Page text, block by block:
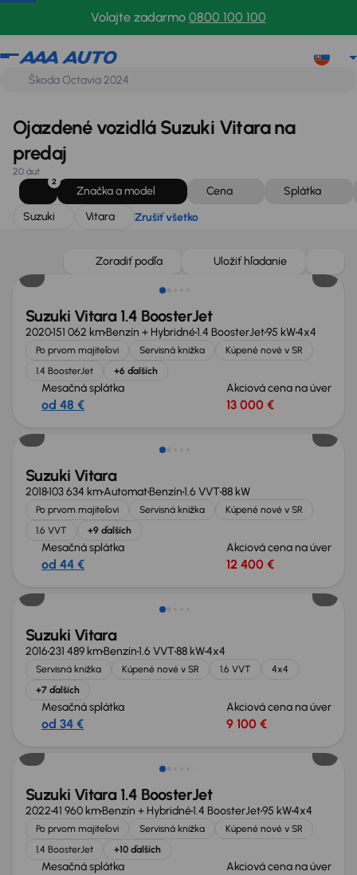
Volajte zadarmo 0800 100 100
Suzuki
Ojazdené vozidlá Suzuki Vitara na
predaj
20 áut
2
Značka a model Cena
Splátka
Suzuki
Vitara Zrušiť všetko
Zoradiť podľa Uložiť hľadanie
Suzuki Vitara 1.4 BoosterJet
2020151 062 kmBenzín + Hybridné1.4 BoosterJet95 kW4x4
Po prvom majiteľovi Servisná knižka
Kúpené nové v SR
1.4 BoosterJet
+6 ďalších
Mesačná splátka
od 48 €
Akciová cena na úver
13 000 €
Suzuki Vitara
2018103 634 kmAutomatBenzín1.6 VVT88 kW
Po prvom majiteľovi Servisná knižka
Kúpené nové v SR
1.6 VVT
+9 ďalších
Mesačná splátka
od 44 €
Akciová cena na úver
12 400 €
Možnosť odpočtu DPH
Suzuki Vitara
2016231 489 kmBenzín1.6 VVT88 kW4x4
Servisná knižka Kúpené nové v SR 1.6 VVT
4x4
+7 ďalších
Mesačná splátka
od 34 €
Akciová cena na úver
9 100 €
Zlacnené o 600 €
Suzuki Vitara 1.4 BoosterJet
202241 960 kmBenzín + Hybridné1.4 BoosterJet95 kW4x4
Po prvom majiteľovi Servisná knižka
Kúpené nové v SR
1.4 BoosterJet
+10 ďalších
Mesačná splátka Akciová cena na úver